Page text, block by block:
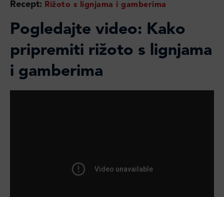
Recept: Rižoto s lignjama i gamberima
Pogledajte video: Kako
pripremiti rižoto s lignjama
i gamberima